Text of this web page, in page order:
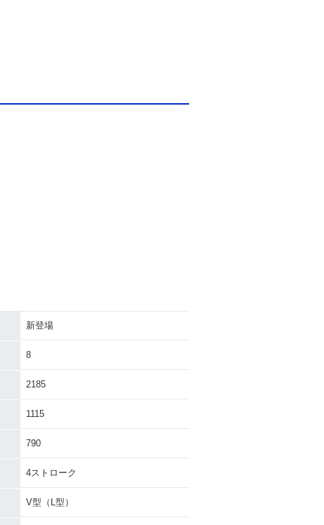
新登場
8
2185
1115
790
4ストローク
V型（L型）